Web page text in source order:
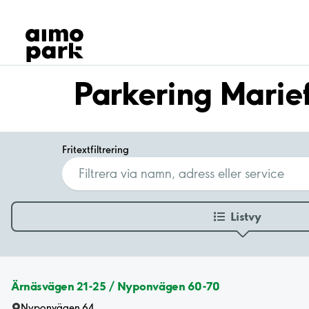
Hitta parkering
Samarbete
Kundservice
Om Aimo Park
Parkering
Fritextfiltrering
Listvy
Ärnäsvägen 21-25 / Nyponvägen 60-70